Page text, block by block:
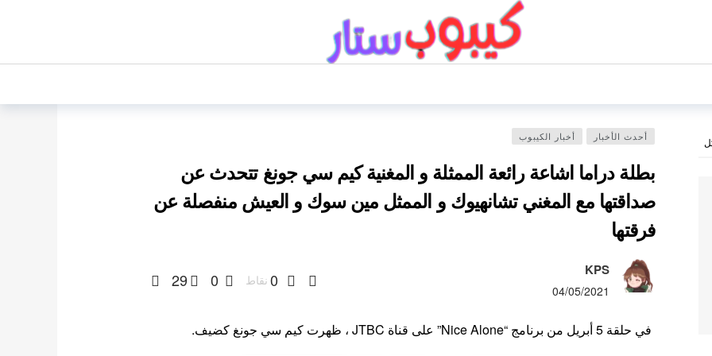
أحدث الأخبار أخبار الكيبوب
بطلة دراما اشاعة رائعة الممثلة و المغنية كيم سي جونغ تتحدث عن
صداقتها مع المغني تشانهيوك و الممثل مين سوك و العيش منفصلة عن
فرقتها
KPS
04/05/2021
0 نقاط 0
29
في حلقة 5 أبريل من برنامج “Nice Alone” على قناة JTBC ، ظهرت كيم سي جونغ كضيف.